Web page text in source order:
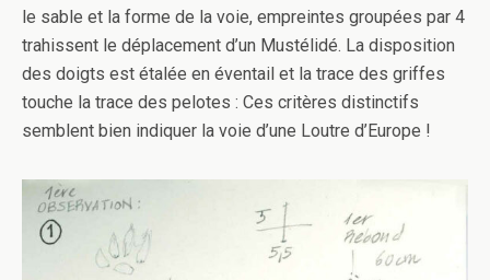
le sable et la forme de la voie, empreintes groupées par 4
trahissent le déplacement d’un Mustélidé. La disposition
des doigts est étalée en éventail et la trace des griffes
touche la trace des pelotes : Ces critères distinctifs
semblent bien indiquer la voie d’une Loutre d’Europe !